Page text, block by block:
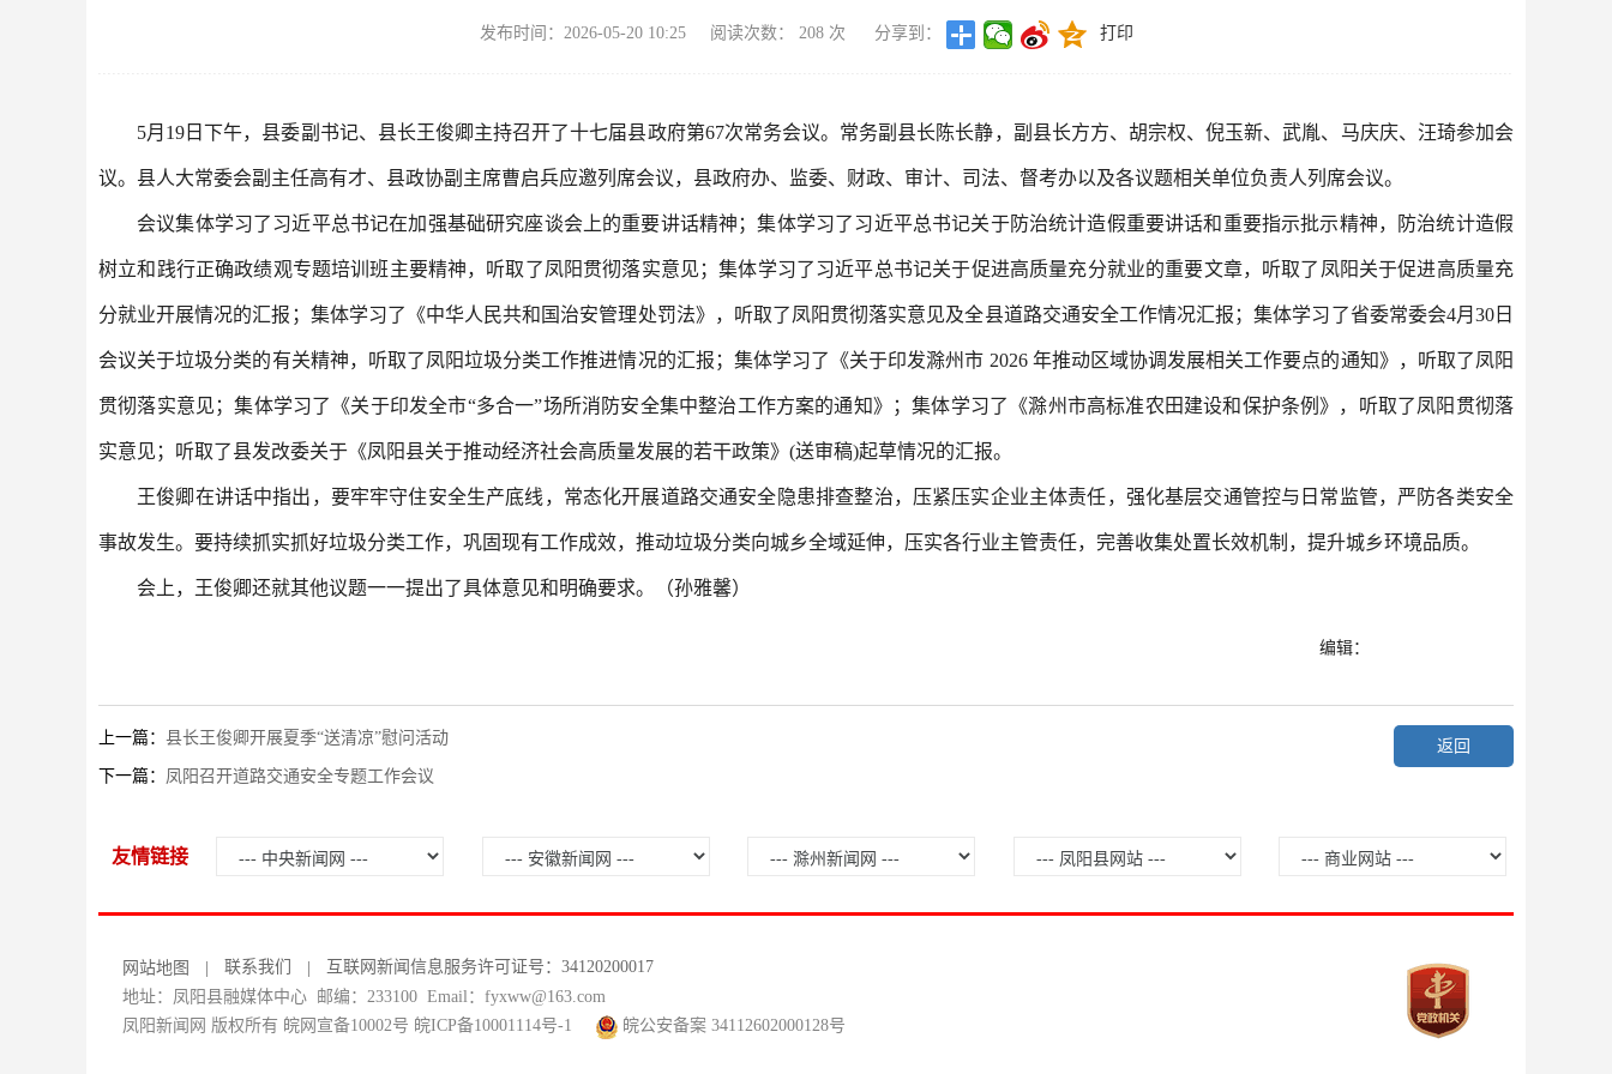
发布时间：2026-05-20 10:25 阅读次数： 208次 分享到： 打印
5月19日下午，县委副书记、县长王俊卿主持召开了十七届县政府第67次常务会议。常务副县长陈长静，副县长方方、胡宗权、倪玉新、武胤、马庆庆、汪琦参加会
议。县人大常委会副主任高有才、县政协副主席曹启兵应邀列席会议，县政府办、监委、财政、审计、司法、督考办以及各议题相关单位负责人列席会议。
会议集体学习了习近平总书记在加强基础研究座谈会上的重要讲话精神；集体学习了习近平总书记关于防治统计造假重要讲话和重要指示批示精神，防治统计造假
树立和践行正确政绩观专题培训班主要精神，听取了凤阳贯彻落实意见；集体学习了习近平总书记关于促进高质量充分就业的重要文章，听取了凤阳关于促进高质量充
分就业开展情况的汇报；集体学习了《中华人民共和国治安管理处罚法》，听取了凤阳贯彻落实意见及全县道路交通安全工作情况汇报；集体学习了省委常委会4月30日
会议关于垃圾分类的有关精神，听取了凤阳垃圾分类工作推进情况的汇报；集体学习了《关于印发滁州市 2026 年推动区域协调发展相关工作要点的通知》，听取了凤阳
贯彻落实意见；集体学习了《关于印发全市“多合一”场所消防安全集中整治工作方案的通知》；集体学习了《滁州市高标准农田建设和保护条例》，听取了凤阳贯彻落
实意见；听取了县发改委关于《凤阳县关于推动经济社会高质量发展的若干政策》(送审稿)起草情况的汇报。
王俊卿在讲话中指出，要牢牢守住安全生产底线，常态化开展道路交通安全隐患排查整治，压紧压实企业主体责任，强化基层交通管控与日常监管，严防各类安全
事故发生。要持续抓实抓好垃圾分类工作，巩固现有工作成效，推动垃圾分类向城乡全域延伸，压实各行业主管责任，完善收集处置长效机制，提升城乡环境品质。
会上，王俊卿还就其他议题一一提出了具体意见和明确要求。（孙雅馨）
编辑：
返回
上一篇： 县长王俊卿开展夏季“送清凉”慰问活动
下一篇： 凤阳召开道路交通安全专题工作会议
友情链接
网站地图 联系我们
互联网新闻信息服务许可证号：34120200017
地址：凤阳县融媒体中心 邮编：233100 Email：fyxww@163.com
凤阳新闻网 版权所有 皖网宣备10002号 皖ICP备10001114号-1 皖公安备案 34112602000128号